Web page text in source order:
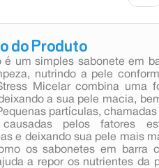
do Produto
é um simples sabonete em
nutrindo a pele
Micelar combina uma
a sua pele macia,
partículas,
causadas pelos fatores
e deixando sua pele mais
os sabonetes em barra
a repor os nutrientes da